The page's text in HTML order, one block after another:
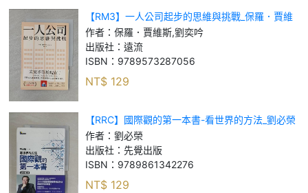
【RM3】一人公司起步的思維與挑戰_保羅．賈維
斯, 劉奕吟
作者： 保羅．賈維斯,劉奕吟
出版社： 遠流
ISBN： 9789573287056
NT$ 129
【RRC】國際觀的第一本書-看世界的方法_劉必榮
作者： 劉必榮
出版社： 先覺出版
ISBN： 9789861342276
NT$ 129